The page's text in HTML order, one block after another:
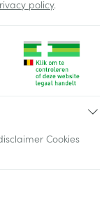
policy.
Cookies